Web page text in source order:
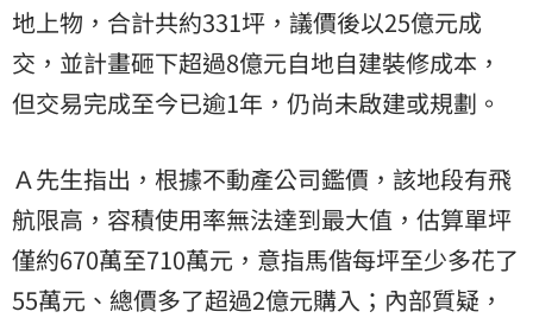
地上物，合計共約331坪，議價後以25億元成
交，並計畫砸下超過8億元自地自建裝修成本，
但交易完成至今已逾1年，仍尚未啟建或規劃。
Ａ先生指出，根據不動產公司鑑價，該地段有飛
航限高，容積使用率無法達到最大值，估算單坪
僅約670萬至710萬元，意指馬偕每坪至少多花了
55萬元、總價多了超過2億元購入；內部質疑，